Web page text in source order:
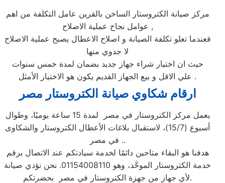
مركز صيانة الكتروستار الساخن بالقرين عامل التكلفة من اهم
عوامل نجاح عملية الاصلاح ,
فعندما تعلو تكلفة الصيانة و اصلاح الاعطال يصبح عملية الاصلاح
لا جدوي منها
حيث ان اختيار شراء جهاز جديد بضمان لمدة خمس سنوات
علي الاقل و بيع الجهاز القديم يكون هو الاختيار الأمثل .
ارقام شكاوي صيانة الكتروستار مصر
يعمل مركز الكتروستار في مصر لمدة 15 ساعة يوميًا، وطوال
أسبوع (15/7)، لاستقبال بلاغات الأعطال الكتروستار والشكاوى
في مصر ..
هدفنا هو البقاء متاحين دائمًا لخدمة سيادتكم عند الاتصال برقم
خدمة الكتروستار الموحَّد، وهو 01154008110. نحن نؤدي صيانة
لأي جهاز من جهزة الكتروستار في مصر بحضرتكم.